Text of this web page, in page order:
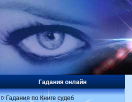
Гадания онлайн
Гадания по Книге судеб